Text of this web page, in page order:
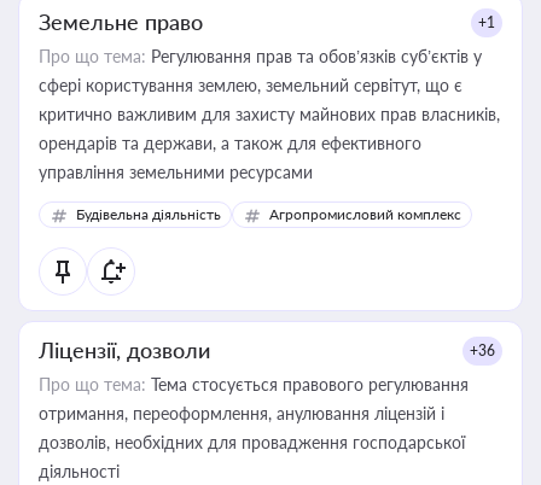
Земельне право +1
Про що тема: Регулювання прав та обов’язків суб’єктів у
сфері користування землею, земельний сервітут, що є
критично важливим для захисту майнових прав власників,
орендарів та держави, а також для ефективного
управління земельними ресурсами
Будівельна діяльність Агропромисловий комплекс
Ліцензії, дозволи +36
Про що тема: Тема стосується правового регулювання
отримання, переоформлення, анулювання ліцензій і
дозволів, необхідних для провадження господарської
діяльності